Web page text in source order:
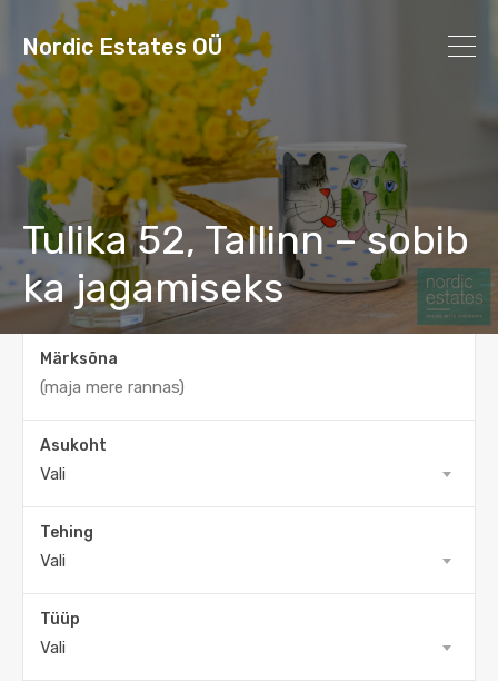
Nordic Estates OÜ
Tulika 52, Tallinn – sobib
ka jagamiseks
Märksõna
Asukoht
Vali
Tehing
Vali
Tüüp
Vali